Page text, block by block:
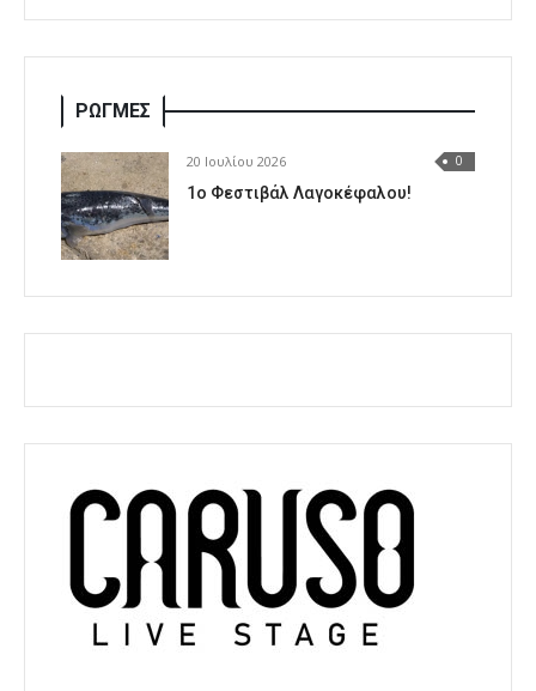
ΡΩΓΜΕΣ
20 Ιουλίου 2026 0
1o Φεστιβάλ Λαγοκέφαλου!